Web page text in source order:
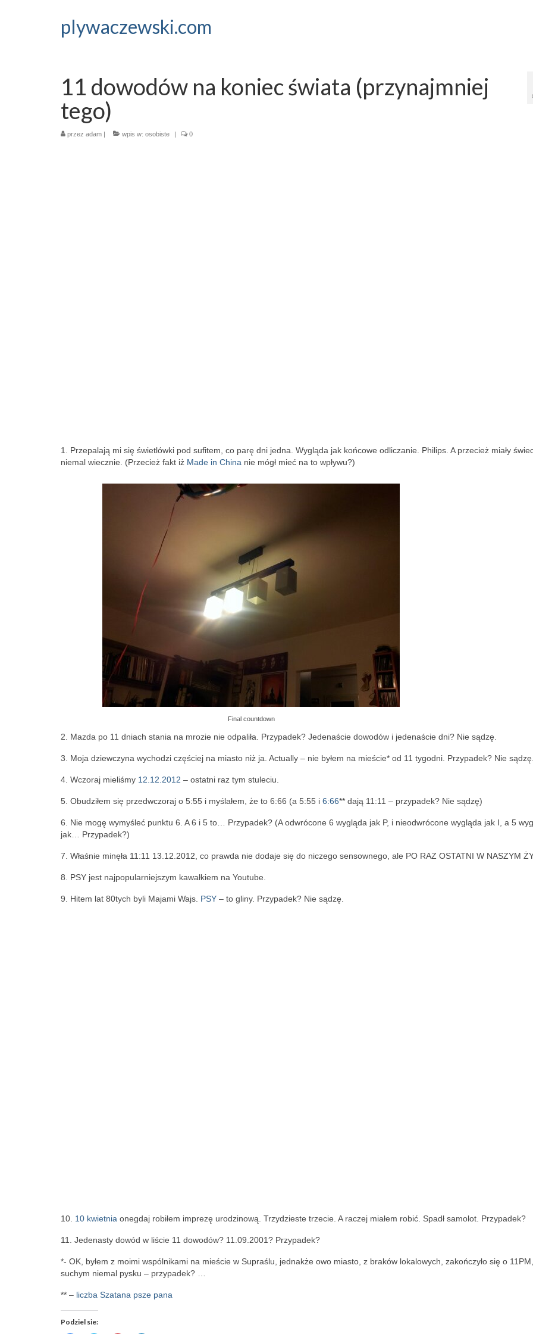
plywaczewski.com
11 dowodów na koniec świata (przynajmniej
tego)
przez adam | wpis w: osobiste | 0
1. Przepalają mi się świetlówki pod sufitem, co parę dni jedna. Wygląda jak końcowe odliczanie. Philips. A przecież miały
niemal wiecznie. (Przecież fakt iż Made in China nie mógł mieć na to wpływu?)
Final countdown
2. Mazda po 11 dniach stania na mrozie nie odpaliła. Przypadek? Jedenaście dowodów i jedenaście dni? Nie sądzę.
3. Moja dziewczyna wychodzi częściej na miasto niż ja. Actually – nie byłem na mieście* od 11 tygodni. Przypadek? Nie
4. Wczoraj mieliśmy 12.12.2012 – ostatni raz tym stuleciu.
5. Obudziłem się przedwczoraj o 5:55 i myślałem, że to 6:66 (a 5:55 i 6:66** dają 11:11 – przypadek? Nie sądzę)
6. Nie mogę wymyśleć punktu 6. A 6 i 5 to… Przypadek? (A odwrócone 6 wygląda jak P, i nieodwrócone wygląda jak I, a 5
jak… Przypadek?)
7. Właśnie minęła 11:11 13.12.2012, co prawda nie dodaje się do niczego sensownego, ale PO RAZ OSTATNI W NASZYM
8. PSY jest najpopularniejszym kawałkiem na Youtube.
9. Hitem lat 80tych byli Majami Wajs. PSY – to gliny. Przypadek? Nie sądzę.
10. 10 kwietnia onegdaj robiłem imprezę urodzinową. Trzydzieste trzecie. A raczej miałem robić. Spadł samolot. Przypadek?
11. Jedenasty dowód w liście 11 dowodów? 11.09.2001? Przypadek?
*- OK, byłem z moimi wspólnikami na mieście w Supraślu, jednakże owo miasto, z braków lokalowych, zakończyło się o
suchym niemal pysku – przypadek? …
** – liczba Szatana psze pana
Podziel sie: